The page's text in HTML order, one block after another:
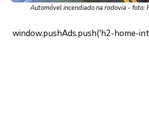
Automóvel incendiado na rodovia - foto: